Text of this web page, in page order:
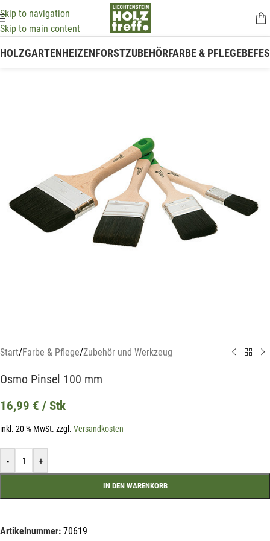
Skip to navigation
Skip to main content
HOLZGARTENHEIZENFORSTZUBEHÖRFARBE & PFLEGE
Start/Farbe & Pflege/Zubehör und Werkzeug
Osmo Pinsel 100 mm
16,99 € / Stk
inkl. 20 % MwSt. zzgl. Versandkosten
- +
IN DEN WARENKORB
Artikelnummer: 70619
Mit unserem Newsletter sind Sie